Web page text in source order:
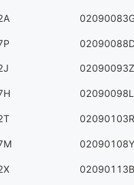
02090093Z
02090098L
02090103R
02090108Y
02090113B